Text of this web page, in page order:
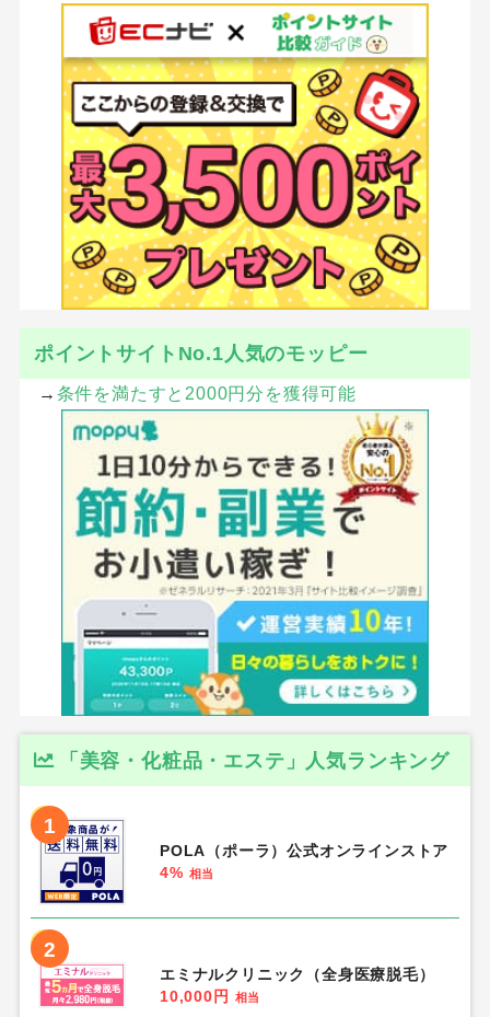
ポイントサイトNo.1人気のモッピー
→ 条件を満たすと2000円分を獲得可能
「美容・化粧品・エステ」人気ランキング
1
POLA（ポーラ）公式オンラインストア
4% 相当
2
エミナルクリニック（全身医療脱毛）
10,000円
相当